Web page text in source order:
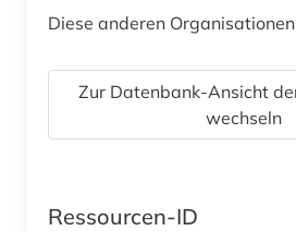
Diese anderen Organisationen
Zur Datenbank-Ansicht
wechseln
Ressourcen-ID